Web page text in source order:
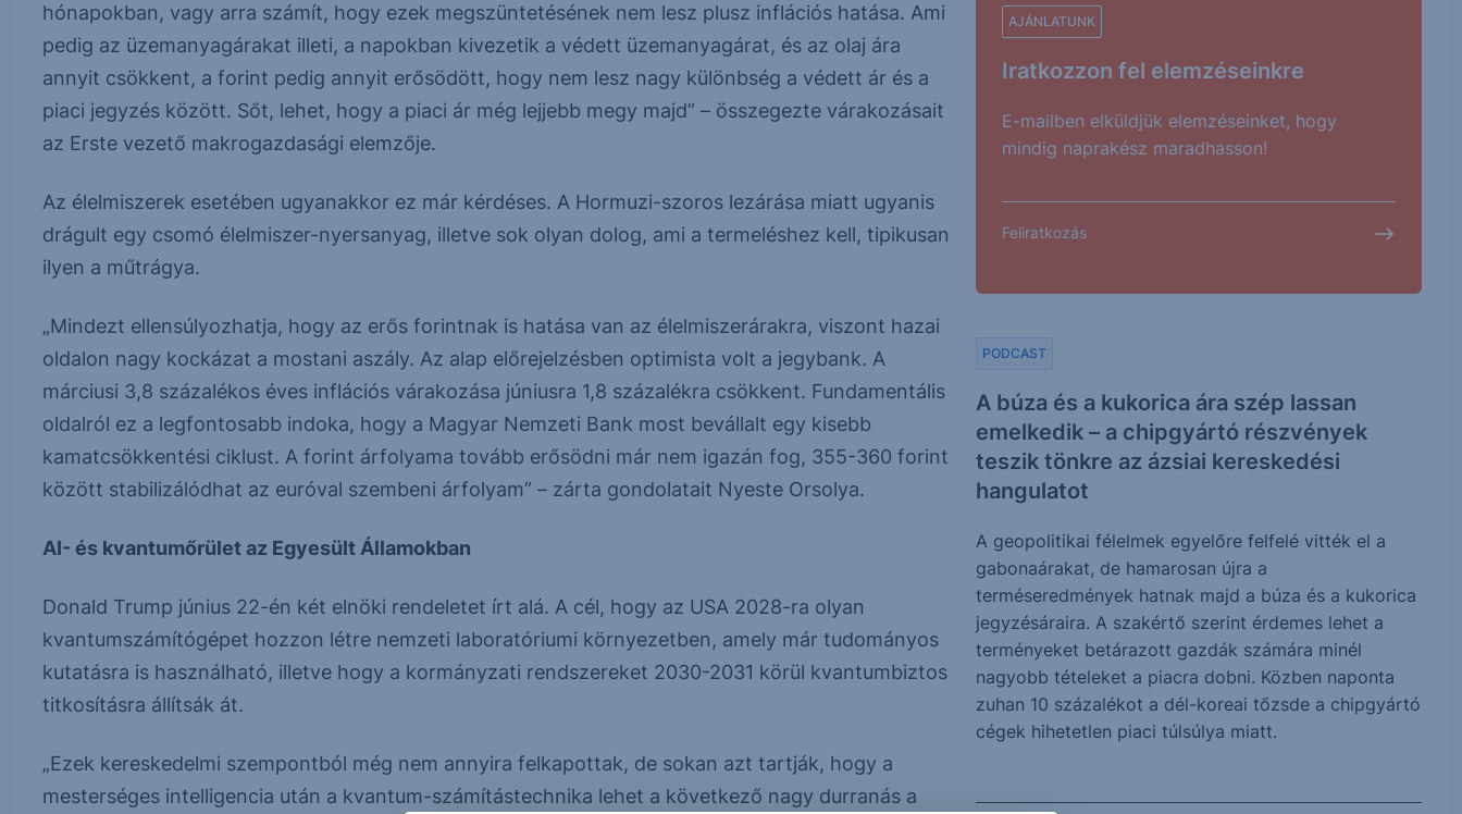
hónapokban, vagy arra számít, hogy ezek megszüntetésének nem lesz plusz inflációs hatása. Ami
pedig az üzemanyagárakat illeti, a napokban kivezetik a védett üzemanyagárat, és az olaj ára
annyit csökkent, a forint pedig annyit erősödött, hogy nem lesz nagy különbség a védett ár és a
piaci jegyzés között. Sőt, lehet, hogy a piaci ár még lejjebb megy majd” – összegezte várakozásait
az Erste vezető makrogazdasági elemzője.
Az élelmiszerek esetében ugyanakkor ez már kérdéses. A Hormuzi-szoros lezárása miatt ugyanis
drágult egy csomó élelmiszer-nyersanyag, illetve sok olyan dolog, ami a termeléshez kell, tipikusan
ilyen a műtrágya.
„Mindezt ellensúlyozhatja, hogy az erős forintnak is hatása van az élelmiszerárakra, viszont hazai
oldalon nagy kockázat a mostani aszály. Az alap előrejelzésben optimista volt a jegybank. A
márciusi 3,8 százalékos éves inflációs várakozása júniusra 1,8 százalékra csökkent. Fundamentális
oldalról ez a legfontosabb indoka, hogy a Magyar Nemzeti Bank most bevállalt egy kisebb
kamatcsökkentési ciklust. A forint árfolyama tovább erősödni már nem igazán fog, 355-360 forint
között stabilizálódhat az euróval szembeni árfolyam” – zárta gondolatait Nyeste Orsolya.
AI- és kvantumőrület az Egyesült Államokban
Donald Trump június 22-én két elnöki rendeletet írt alá. A cél, hogy az USA 2028-ra olyan
kvantumszámítógépet hozzon létre nemzeti laboratóriumi környezetben, amely már tudományos
kutatásra is használható, illetve hogy a kormányzati rendszereket 2030-2031 körül kvantumbiztos
titkosításra állítsák át.
„Ezek kereskedelmi szempontból még nem annyira felkapottak, de sokan azt tartják, hogy a
mesterséges intelligencia után a kvantum-számítástechnika lehet a következő nagy durranás a
AJÁNLATUNK
Iratkozzon fel elemzéseinkre
E-mailben elküldjük elemzéseinket, hogy
mindig naprakész maradhasson!
Feliratkozás
A búza és a kukorica ára szép lassan
emelkedik – a chipgyártó részvények
teszik tönkre az ázsiai kereskedési
hangulatot
PODCAST
A geopolitikai félelmek egyelőre felfelé vitték el a
gabonaárakat, de hamarosan újra a
terméseredmények hatnak majd a búza és a kukorica
jegyzésáraira. A szakértő szerint érdemes lehet a
terményeket betárazott gazdák számára minél
nagyobb tételeket a piacra dobni. Közben naponta
zuhan 10 százalékot a dél-koreai tőzsde a chipgyártó
cégek hihetetlen piaci túlsúlya miatt.